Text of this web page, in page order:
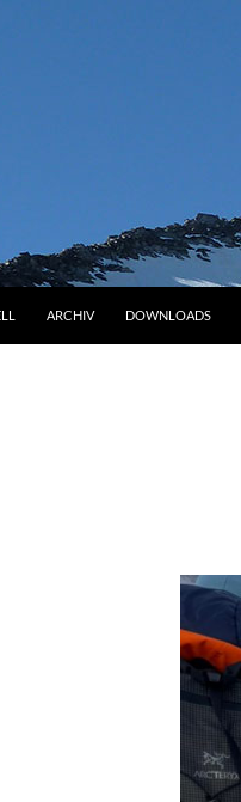
ARCHIV DOWNLOADS